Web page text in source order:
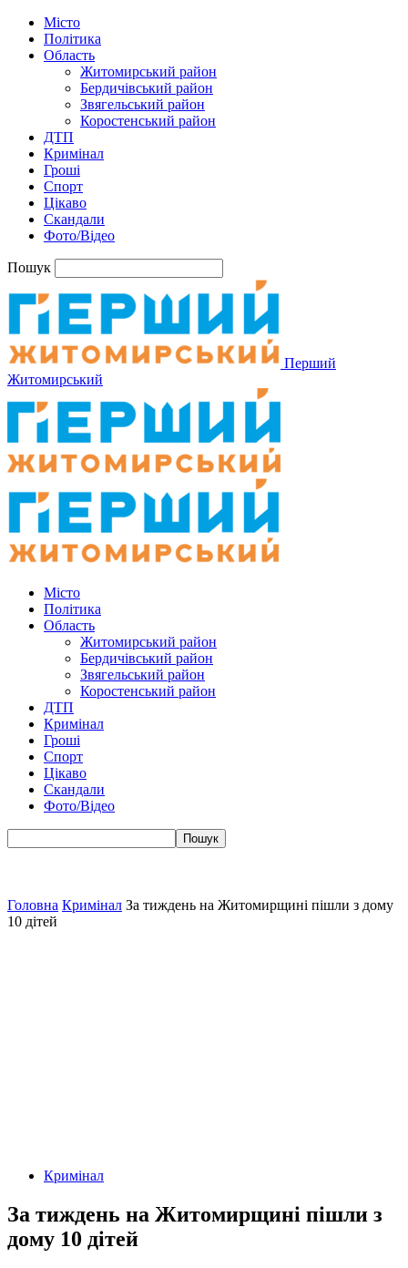
Місто
Політика
Область
Житомирський район
Бердичівський район
Звягельський район
Коростенський район
ДТП
Кримінал
Гроші
Спорт
Цікаво
Скандали
Фото/Відео
Пошук
Перший
Житомирський
Місто
Політика
Область
Житомирський район
Бердичівський район
Звягельський район
Коростенський район
ДТП
Кримінал
Гроші
Спорт
Цікаво
Скандали
Фото/Відео
Головна Кримінал За тиждень на Житомирщині пішли з дому
10 дітей
Кримінал
За тиждень на Житомирщині пішли з
дому 10 дітей